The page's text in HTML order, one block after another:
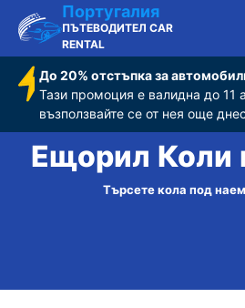
Португалия
ПЪТЕВОДИТЕЛ CAR
RENTAL
До 20% отстъпка за
Тази промоция е валидна до 11
възползвайте се от нея още
Ещорил Коли
Търсете кола под